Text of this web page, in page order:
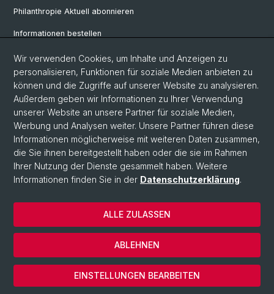
Philanthropie Aktuell abonnieren
Informationen bestellen
Weiterbildungskalender
Anmelden für Weiterbildung
Social Media
LinkedIn
© Universität Basel
Wirtschaftswissenschaftliche Fakultät
Datenschutzerklärung
Wir verwenden Cookies, um Inhalte und Anzeigen zu
personalisieren, Funktionen für soziale Medien anbieten zu
können und die Zugriffe auf unserer Website zu analysieren.
Außerdem geben wir Informationen zu Ihrer Verwendung
unserer Website an unsere Partner für soziale Medien,
Werbung und Analysen weiter. Unsere Partner führen diese
Informationen möglicherweise mit weiteren Daten zusammen,
die Sie ihnen bereitgestellt haben oder die sie im Rahmen
Ihrer Nutzung der Dienste gesammelt haben. Weitere
Informationen finden Sie in der Datenschutzerklärung.
EINSTELLUNGEN BEARBEITEN
ABLEHNEN
ALLE ZULASSEN